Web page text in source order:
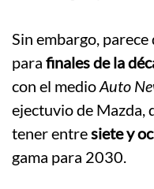
Sin embargo,
para finales de la
con el medioAuto
ejectuvio de Mazda,
tener entresiete y
gama para 2030.